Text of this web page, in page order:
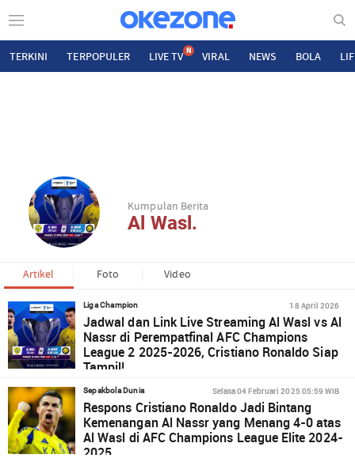
TERKINI TERPOPULER LIVE TV N VIRAL NEWS BOLA
Kumpulan Berita
Al Wasl.
Artikel Foto Video
Liga Champion 18 April 2026
Jadwal dan Link Live Streaming Al Wasl vs Al
Nassr di Perempatfinal AFC Champions
League 2 2025-2026, Cristiano Ronaldo Siap
Tampil!
Sepakbola Dunia Selasa 04 Februari 2025 05:59 WIB
Respons Cristiano Ronaldo Jadi Bintang
Kemenangan Al Nassr yang Menang 4-0 atas
Al Wasl di AFC Champions League Elite 2024-
2025